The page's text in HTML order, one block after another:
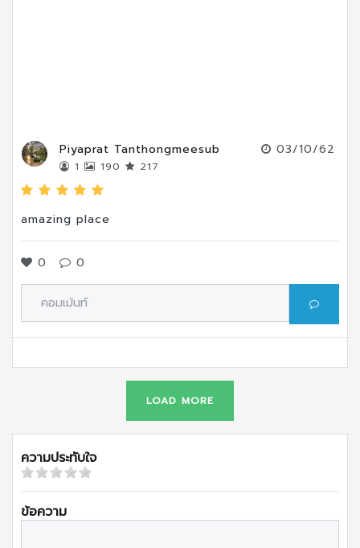
Piyaprat Tanthongmeesub
1 190 217
03/10/62
amazing place
0 0
LOAD MORE
ความประทับใจ
ข้อความ